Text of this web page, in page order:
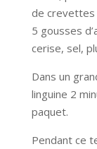
de crevettes
5 gousses
cerise, sel,
Dans un
linguine 2
paquet.
Pendant ce